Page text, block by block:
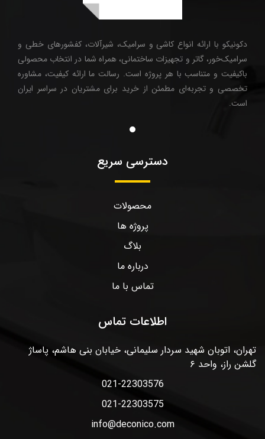
دکونیکو با ارائه انواع کاشی و سرامیک، شیرآلات، کفشورهای خطی و
سرامیک‌خور، گاتر و تجهیزات ساختمانی، همراه شما در انتخاب محصولی
باکیفیت و متناسب با هر پروژه است. رسالت ما ارائه کیفیت، مشاوره
تخصصی و تجربه‌ای مطمئن از خرید برای مشتریان در سراسر ایران
است.
دسترسی سریع
محصولات
پروژه ها
بلاگ
درباره ما
تماس با ما
اطلاعات تماس
تهران، اتوبان شهید سردار سلیمانی، خیابان بنی هاشم، پاساژ
گلشن راز، واحد ۶
021-22303576
021-22303575
info@deconico.com